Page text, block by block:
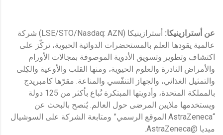
عن أسترازينيكا:
أسترازينيكا (LSE/STO/Nasdaq: AZN) شركة
عالمية يقودها العلم بالمستحضرات الدوائية الحيوية، تركّز على
اكتشاف وتطوير وتسويق الأدوية الموصوفة بمجالات الأورام
والأمراض النادرة والعلوم الحيوية، ومنها القلب والأوعية والكِلى
والتمثيل الغذائي، والجهاز التنفّسي والمناعة. مقرّها كامبريدج
بالمملكة المتحدة، وأدويتها المبتكرة تُباع بأكثر من 125 دولة
ويستخدمها ملايين المرضى حول العالم. يُنصح بالبحث عن
“AstraZeneca الموقع الرسمي” ومتابعة الشركة على السوشيال
ميديا @AstraZeneca.